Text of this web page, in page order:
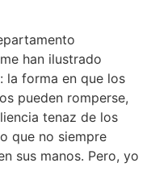
han ilustrado
la forma en que los
pueden romperse,
tenaz de los
que no siempre
sus manos. Pero, yo